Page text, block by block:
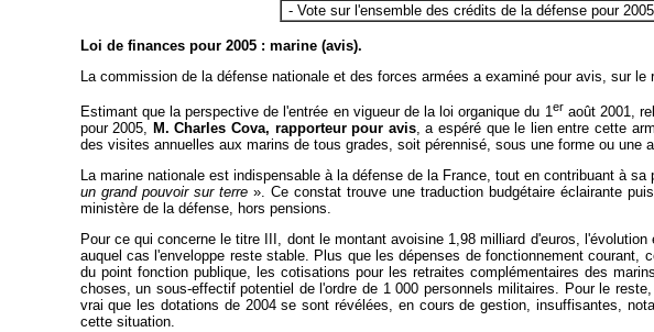
- Vote sur l'ensemble des crédits de la défense pour
Loi de finances pour 2005 : marine (avis).
La commission de la défense nationale et des forces armées a examiné pour avis, sur le
Estimant que la perspective de l'entrée en vigueur de la loi organique du 1eraoût 2001,
pour 2005, M. Charles Cova, rapporteur pour avis, a espéré que le lien entre cette
des visites annuelles aux marins de tous grades, soit pérennisé, sous une forme ou une
La marine nationale est indispensable à la défense de la France, tout en contribuant à
un grand pouvoir sur terre». Ce constat trouve une traduction budgétaire éclairante
ministère de la défense, hors pensions.
Pour ce qui concerne le titre III, dont le montant avoisine 1,98 milliard d'euros,
auquel cas l'enveloppe reste stable. Plus que les dépenses de fonctionnement
du point fonction publique, les cotisations pour les retraites complémentaires des
choses, un sous-effectif potentiel de l'ordre de 1 000 personnels militaires. Pour le
vrai que les dotations de 2004 se sont révélées, en cours de gestion, insuffisantes,
cette situation.